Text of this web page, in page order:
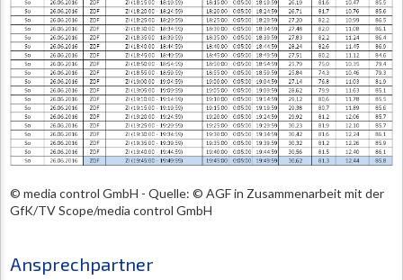
© media control GmbH - Quelle: © AGF in Zusammenarbeit mit der
GfK/TV Scope/media control GmbH
Ansprechpartner